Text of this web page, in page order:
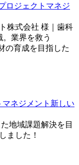
ロジェクトマネジ
株式会社 様｜歯科
業界を救う
の育成を目指した
ネジメント 新しい
地域課題解決を目
ました！